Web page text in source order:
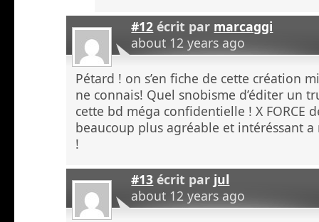
#12 écrit par marcaggi
about 12 years ago
Pétard ! on s’en fiche de cette création
ne connais! Quel snobisme d’éditer un
cette bd méga confidentielle ! X FORCE
beaucoup plus agréable et intéréssant
!
#13 écrit par jul
about 12 years ago